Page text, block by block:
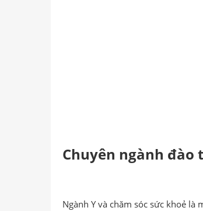
Chuyên ngành đào
Ngành Y và chăm sóc sức khoẻ